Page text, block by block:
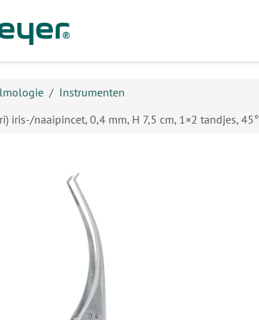
Instrumenten
iris-/naaipincet, 0,4 mm, H 7,5 cm, 1×2 tandjes, 45°